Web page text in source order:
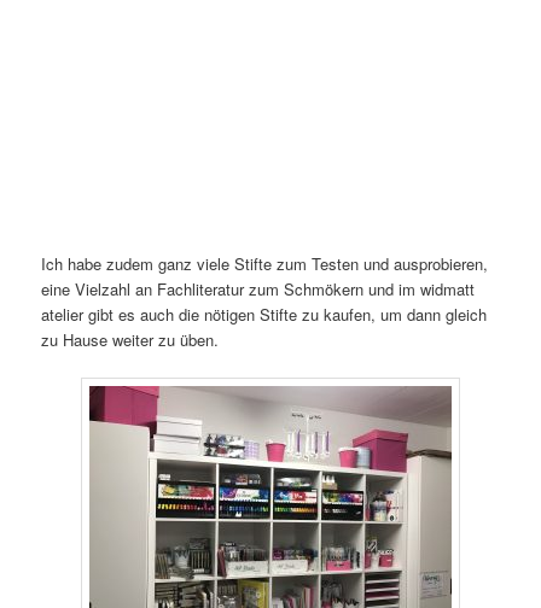
Ich habe zudem ganz viele Stifte zum Testen und ausprobieren,
eine Vielzahl an Fachliteratur zum Schmökern und im widmatt
atelier gibt es auch die nötigen Stifte zu kaufen, um dann gleich
zu Hause weiter zu üben.